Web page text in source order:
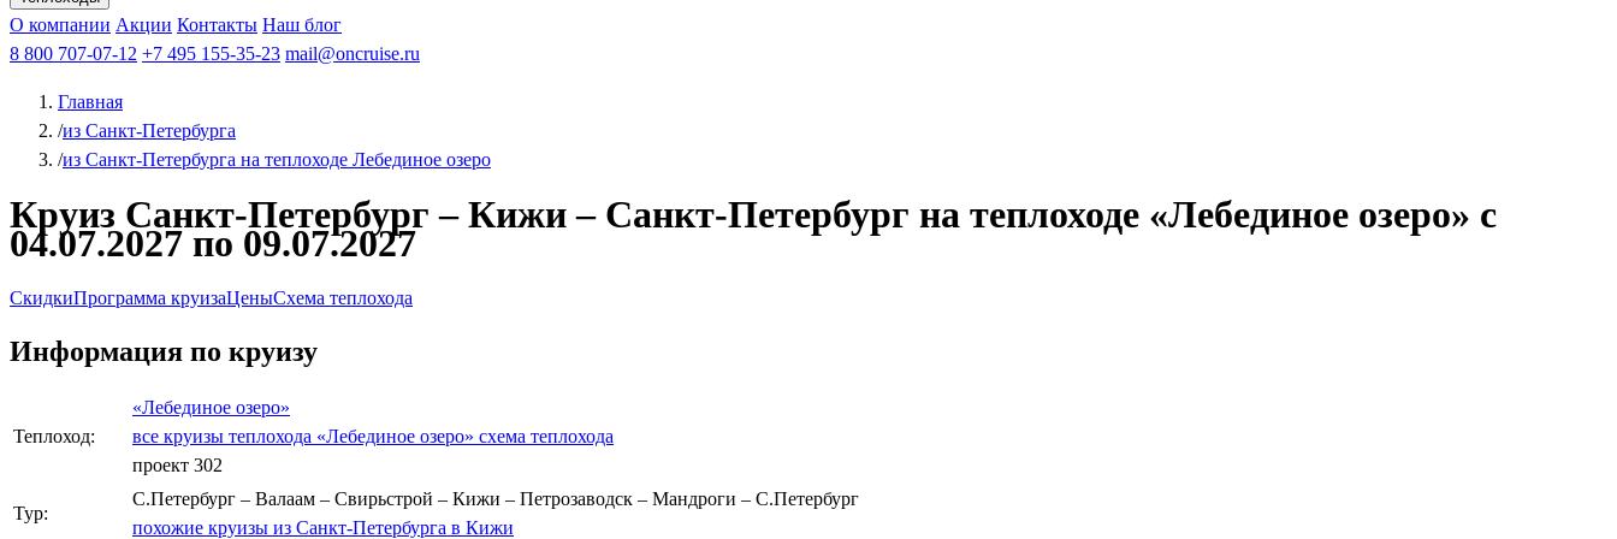
Афанасий Никитин Октябрьская революция
О компании Акции Контакты Наш блог
8 800 707-07-12 +7 495 155-35-23 mail@oncruise.ru
Главная
/из Санкт-Петербурга
/из Санкт-Петербурга на теплоходе Лебединое озеро
Круиз Санкт-Петербург – Кижи – Санкт-Петербург на теплоходе «Лебединое озеро» с
04.07.2027 по 09.07.2027
СкидкиПрограмма круизаЦеныСхема теплохода
Информация по круизу
Теплоход:
«Лебединое озеро»
все круизы теплохода «Лебединое озеро» схема теплохода
проект 302
Тур:
С.Петербург – Валаам – Свирьстрой – Кижи – Петрозаводск – Мандроги – С.Петербург
похожие круизы из Санкт-Петербурга в Кижи